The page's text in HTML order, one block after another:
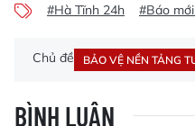
#Hà Tĩnh 24h #Báo
Chủ đề BẢO VỆ NỀN TẢNG
BÌNH LUẬN